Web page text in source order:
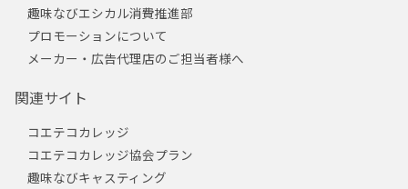
趣味なびエシカル消費推進部
プロモーションについて
メーカー・広告代理店のご担当者様へ
関連サイト
コエテコカレッジ
コエテコカレッジ協会プラン
趣味なびキャスティング